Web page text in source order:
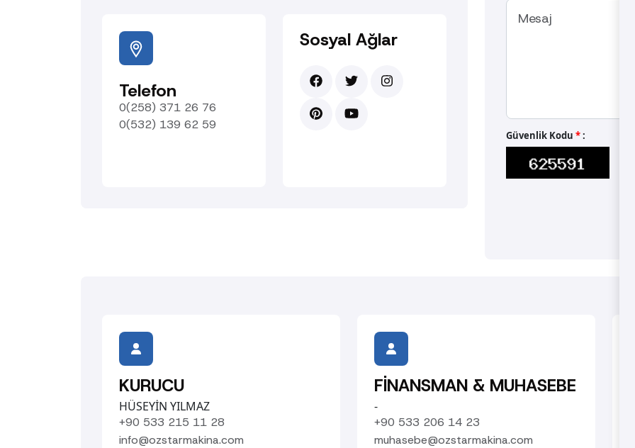
Telefon
0(258) 371 26 76
0(532) 139 62 59
Sosyal Ağlar
Güvenlik Kodu *:
KURUCU
HÜSEYİN YILMAZ
+90 533 215 11 28
info@ozstarmakina.com
FİNANSMAN & MUHASEBE
-
+90 533 206 14 23
muhasebe@ozstarmakina.com